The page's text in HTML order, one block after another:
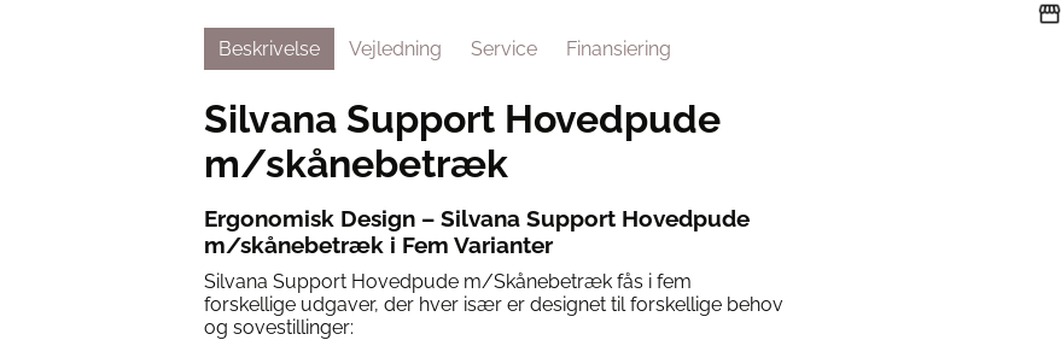
Beskrivelse
Vejledning Service Finansiering
Silvana Support Hovedpude
m/skånebetræk
Ergonomisk Design – Silvana Support Hovedpude
m/skånebetræk i Fem Varianter
Silvana Support Hovedpude m/Skånebetræk fås i fem
forskellige udgaver, der hver især er designet til forskellige behov
og sovestillinger: